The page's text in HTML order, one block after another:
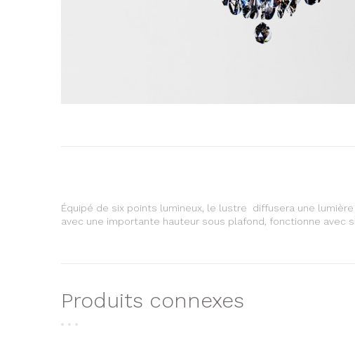
Équipé de six points lumineux, le lustre diffusera une
avec une importante hauteur sous plafond, fonctionne avec
Produits connexes